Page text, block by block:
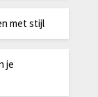
met stijl
je